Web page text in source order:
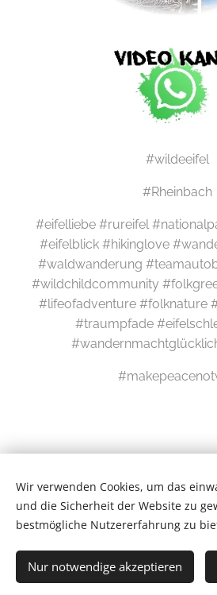
#wildeeifel
#Rheinbach
#eifelliebe #rureifel
#eifelblick #hikinglove
#waldwanderung
#wildchildcommunity
#lifeofadventure #folknature
#traumpfade
# Newsletter #
Wir verwenden Cookies, um das
und die Sicherheit der Website zu
bestmögliche Nutzererfahrung zu
Nur notwendige akzeptieren